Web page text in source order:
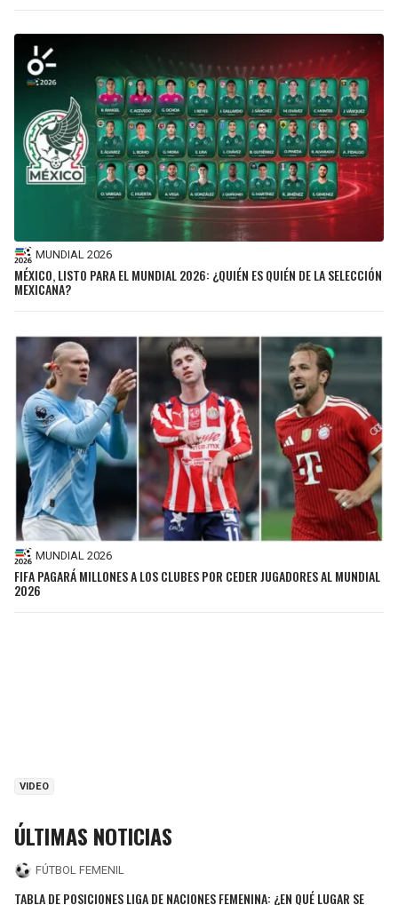
MUNDIAL 2026
MÉXICO, LISTO PARA EL MUNDIAL 2026: ¿QUIÉN ES QUIÉN DE LA SELECCIÓN
MEXICANA?
MUNDIAL 2026
FIFA PAGARÁ MILLONES A LOS CLUBES POR CEDER JUGADORES AL MUNDIAL
2026
VIDEO
ÚLTIMAS NOTICIAS
FÚTBOL FEMENIL
TABLA DE POSICIONES LIGA DE NACIONES FEMENINA: ¿EN QUÉ LUGAR SE